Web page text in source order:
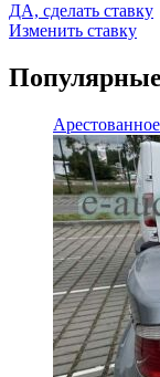
ДА, сделать ставку
Изменить ставку
Популярные
Арестованное